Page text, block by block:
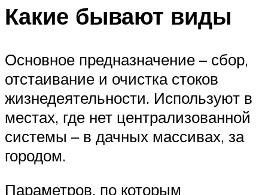
Какие бывают виды
Основное предназначение – сбор,
отстаивание и очистка стоков
жизнедеятельности. Используют в
местах, где нет централизованной
системы – в дачных массивах, за
городом.
Параметров, по которым